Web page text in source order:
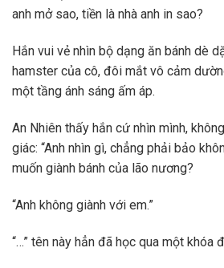
anh mở sao, tiền là nhà anh in sao?
Hắn vui vẻ nhìn bộ dạng ăn bánh dè
hamster của cô, đôi mắt vô cảm
một tầng ánh sáng ấm áp.
An Nhiên thấy hắn cứ nhìn mình,
giác: “Anh nhìn gì, chẳng phải bảo
muốn giành bánh của lão nương?
“Anh không giành với em.”
“…” tên này hẳn đã học qua một khóa